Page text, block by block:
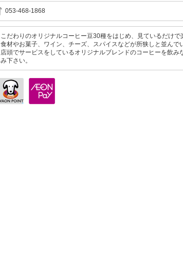
053-468-1868
こだわりのオリジナルコーヒー豆30種をはじめ、見ているだけ
食材やお菓子、ワイン、チーズ、スパイスなどが所狭しと並んで
店頭でサービスをしているオリジナルブレンドのコーヒーを飲み
み下さい。